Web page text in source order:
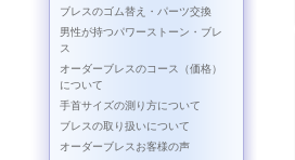
ブレスのゴム替え・パーツ交換
男性が持つパワーストーン・ブレ
ス
オーダーブレスのコース（価格）
について
手首サイズの測り方について
ブレスの取り扱いについて
オーダーブレスお客様の声